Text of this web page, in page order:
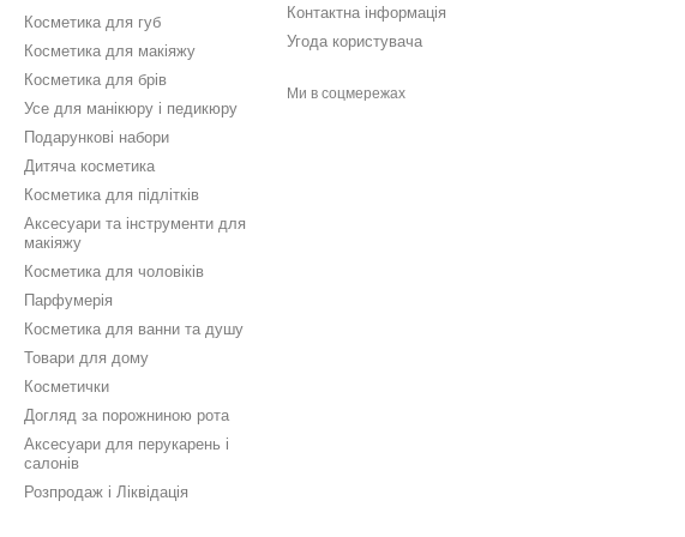
Косметика для губ
Косметика для макіяжу
Косметика для брів
Усе для манікюру і педикюру
Подарункові набори
Дитяча косметика
Косметика для підлітків
Аксесуари та інструменти для
макіяжу
Косметика для чоловіків
Парфумерія
Косметика для ванни та душу
Товари для дому
Косметички
Догляд за порожниною рота
Аксесуари для перукарень і
салонів
Розпродаж і Ліквідація
Контактна інформація
Угода користувача
Ми в соцмережах